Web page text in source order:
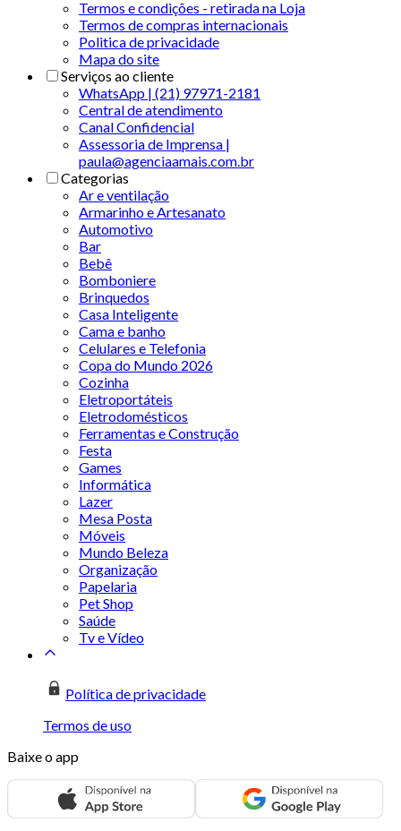
Termos e condições - retirada na Loja
Termos de compras internacionais
Politica de privacidade
Mapa do site
Serviços ao cliente
WhatsApp | (21) 97971-2181
Central de atendimento
Canal Confidencial
Assessoria de Imprensa |
paula@agenciaamais.com.br
Categorias
Ar e ventilação
Armarinho e Artesanato
Automotivo
Bar
Bebê
Bomboniere
Brinquedos
Casa Inteligente
Cama e banho
Celulares e Telefonia
Copa do Mundo 2026
Cozinha
Eletroportáteis
Eletrodomésticos
Ferramentas e Construção
Festa
Games
Informática
Lazer
Mesa Posta
Móveis
Mundo Beleza
Organização
Papelaria
Pet Shop
Saúde
Tv e Vídeo
Política de privacidade
Termos de uso
Baixe o app